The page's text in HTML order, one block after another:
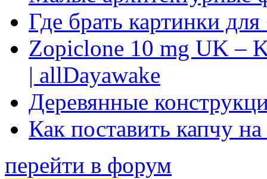
Где брать картинки
Zopiclone 10 mg UK –
| allDayawake
Деревянные
Как поставить капчу
перейти в форум